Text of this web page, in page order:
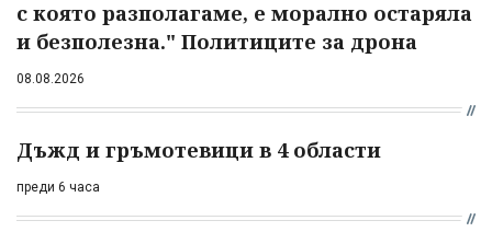
с която разполагаме, е морално остаряла
и безполезна." Политиците за дрона
08.08.2026
Дъжд и гръмотевици в 4 области
преди 6 часа